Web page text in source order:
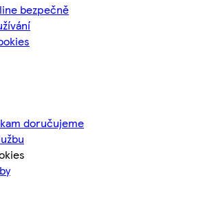
bezpečně
doručujeme